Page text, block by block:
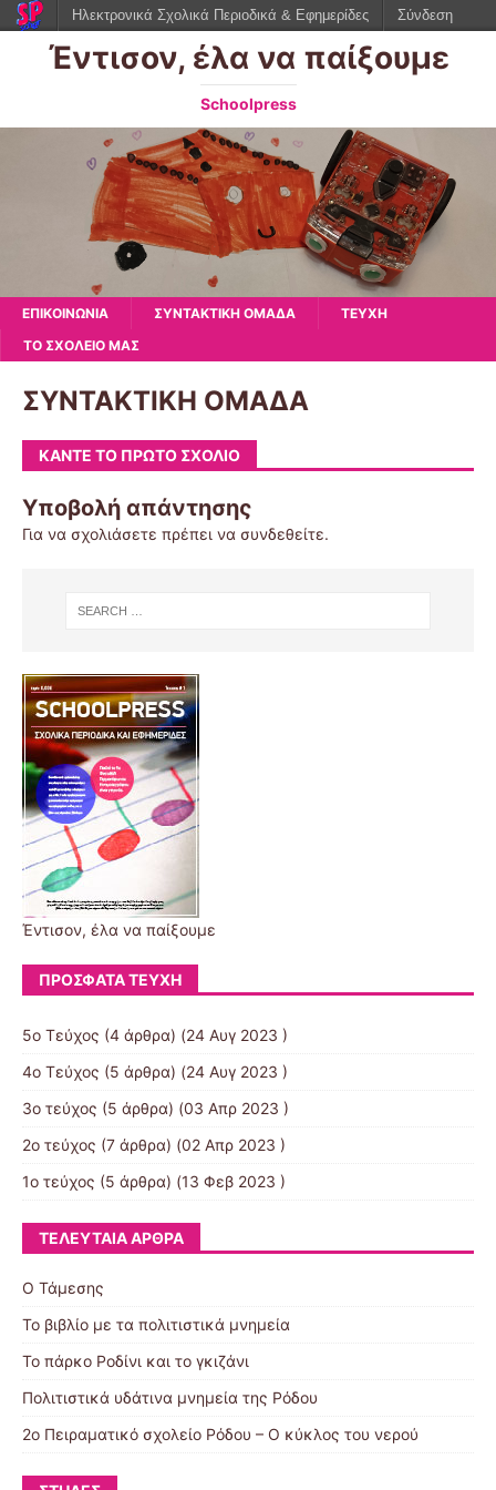
Έντισον, έλα να παίξουμε
Schoolpress
ΕΠΙΚΟΙΝΩΝΙΑ ΣΥΝΤΑΚΤΙΚΗ ΟΜΑΔΑ
ΤΕΥΧΗ
ΤΟ ΣΧΟΛΕΙΟ ΜΑΣ
ΣΥΝΤΑΚΤΙΚΗ ΟΜΑΔΑ
ΚΆΝΤΕ ΤΟ ΠΡΏΤΟ ΣΧΌΛΙΟ
Υποβολή απάντησης
Για να σχολιάσετε πρέπει να συνδεθείτε.
Έντισον, έλα να παίξουμε
ΠΡΌΣΦΑΤΑ ΤΕΎΧΗ
5ο Τεύχος (4 άρθρα) (24 Αυγ 2023 )
4ο Τεύχος (5 άρθρα) (24 Αυγ 2023 )
3ο τεύχος (5 άρθρα) (03 Απρ 2023 )
2ο τεύχος (7 άρθρα) (02 Απρ 2023 )
1ο τεύχος (5 άρθρα) (13 Φεβ 2023 )
ΤΕΛΕΥΤΑΊΑ ΆΡΘΡΑ
Ο Τάμεσης
Το βιβλίο με τα πολιτιστικά μνημεία
Το πάρκο Ροδίνι και το γκιζάνι
Πολιτιστικά υδάτινα μνημεία της Ρόδου
2ο Πειραματικό σχολείο Ρόδου – Ο κύκλος του νερού
Ηλεκτρονικά Σχολικά Περιοδικά & Εφημερίδες Σύνδεση